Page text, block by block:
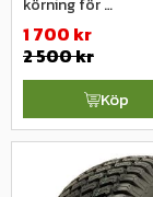
parkmaskiner.
1 700 kr
2 500kr
Köp